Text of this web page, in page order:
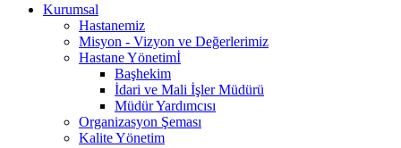
Kurumsal
Hastanemiz
Misyon - Vizyon ve Değerlerimiz
Hastane Yönetimİ
Başhekim
İdari ve Mali İşler Müdürü
Müdür Yardımcısı
Organizasyon Şeması
Kalite Yönetim